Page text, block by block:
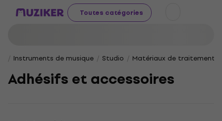
Toutes catégories
Instruments de musique Studio Matériaux de traitement
Adhésifs et accessoires